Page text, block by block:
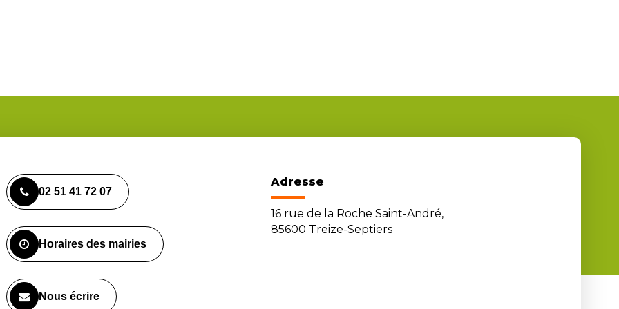
02 51 41 72 07
Horaires des mairies
Nous écrire
Adresse
16 rue de la Roche Saint-André,
85600 Treize-Septiers